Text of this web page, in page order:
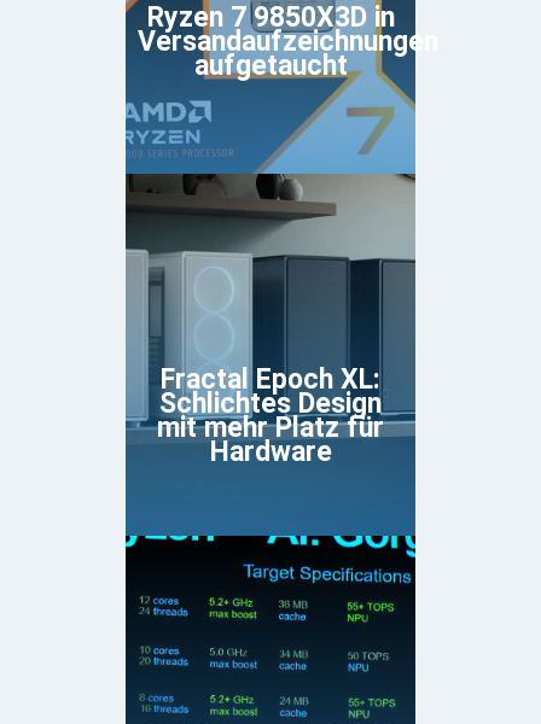
Ryzen 7 9850X3D in
Versandaufzeichnungen
aufgetaucht
Fractal Epoch XL:
Schlichtes Design
mit mehr Platz für
Hardware